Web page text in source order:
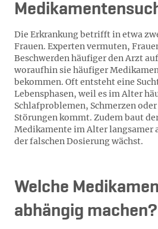
Die Erkrankung betrifft in etwa
Frauen. Experten vermuten,
Beschwerden häufiger den Arzt
woraufhin sie häufiger
bekommen. Oft entsteht eine
Lebensphasen, weil es im Alter
Schlafproblemen, Schmerzen
Störungen kommt. Zudem baut
Medikamente im Alter langsamer
der falschen Dosierung wächst.
Welche
abhängig machen?